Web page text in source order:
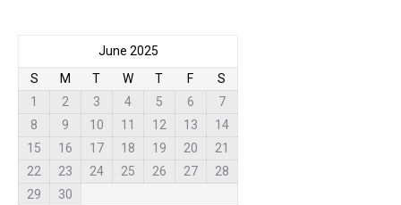
June 2025
S
M T W T F
S
1
2 3 4 5 6
7
8
9 10 11 12 13
14
15
16 17 18 19 20
21
22
23 24 25 26 27
28
29
30